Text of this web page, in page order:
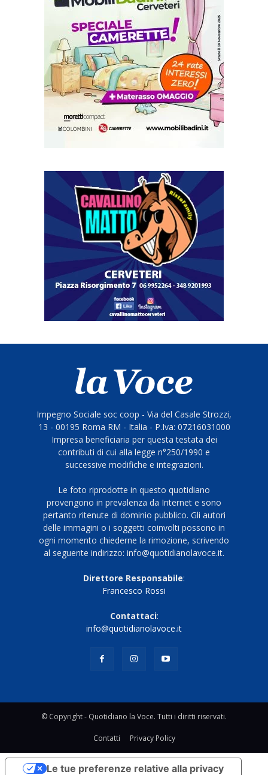
Impegno Sociale soc coop - Via del Casale Strozzi,
13 - 00195 Roma RM - Italia - P.Iva: 07216031000
Impresa beneficiaria per questa testata dei
contributi di cui alla legge n°250/1990 e
successive modifiche e integrazioni.
Le foto riprodotte in questo quotidiano
provengono in prevalenza da Internet e sono
pertanto ritenute di dominio pubblico. Gli autori
delle immagini o i soggetti coinvolti possono in
ogni momento chiederne la rimozione, scrivendo
al seguente indirizzo: info@quotidianolavoce.it.
Direttore Responsabile:
Francesco Rossi
Contattaci:
info@quotidianolavoce.it
© Copyright - Quotidiano la Voce. Tutti i diritti riservati.
Contatti Privacy Policy
Le tue preferenze relative alla privacy